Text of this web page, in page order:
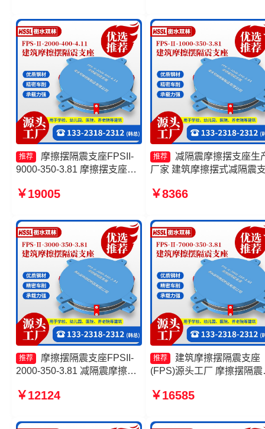
400-4.11生产厂家
推荐
摩擦摆隔震支座FPSII-
9000-350-3.81 摩擦摆支座
隔震支座FPSII-8000-300-
FPSII-4000-300-3.48生产厂
家
￥19005
推荐
减隔震摩擦摆支座生
厂家 建筑摩擦摆式减隔震
摩擦摆隔震支座FPSII-
￥8366
推荐
摩擦摆隔震支座FPSII-
2000-350-3.81 减隔震摩擦摆
3000-350-3.81生产厂家 摩擦
3.48生产厂家
￥12124
推荐
建筑摩擦摆隔震支座
(FPS)源头工厂 摩擦摆隔震
滑移隔震支座源头工厂 建
￥16585